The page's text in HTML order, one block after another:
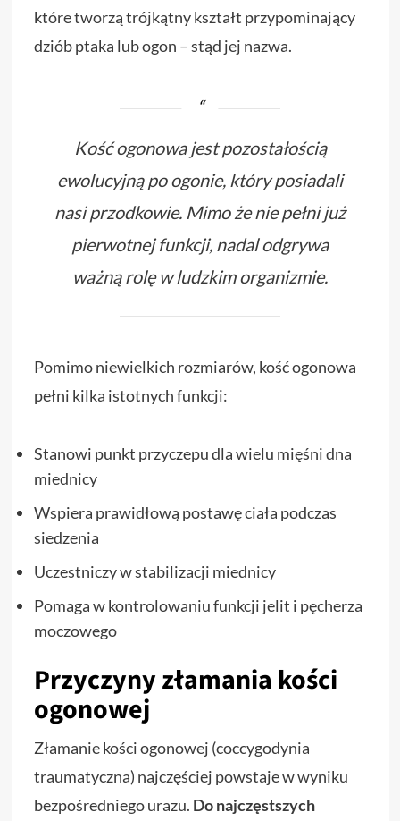
które tworzą trójkątny kształt przypominający
dziób ptaka lub ogon – stąd jej nazwa.
Kość ogonowa jest pozostałością
ewolucyjną po ogonie, który posiadali
nasi przodkowie. Mimo że nie pełni już
pierwotnej funkcji, nadal odgrywa
ważną rolę w ludzkim organizmie.
Pomimo niewielkich rozmiarów, kość ogonowa
pełni kilka istotnych funkcji:
Stanowi punkt przyczepu dla wielu mięśni dna
miednicy
Wspiera prawidłową postawę ciała podczas
siedzenia
Uczestniczy w stabilizacji miednicy
Pomaga w kontrolowaniu funkcji jelit i pęcherza
moczowego
Przyczyny złamania kości
ogonowej
Złamanie kości ogonowej (coccygodynia
traumatyczna) najczęściej powstaje w wyniku
bezpośredniego urazu. Do najczęstszych